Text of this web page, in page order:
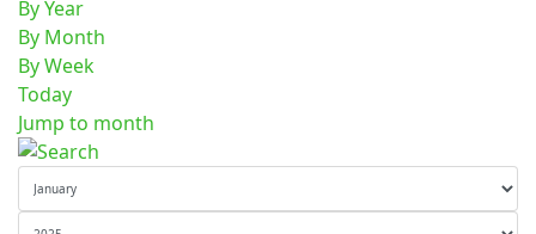
By Year
By Month
By Week
Today
Jump to month